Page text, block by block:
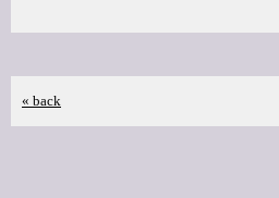
« back